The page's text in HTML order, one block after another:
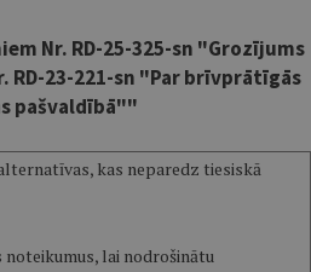
Nr. RD-25-325-sn "Grozījums
RD-23-221-sn "Par brīvprātīgās
pašvaldībā""
kas neparedz tiesiskā
noteikumus, lai nodrošinātu